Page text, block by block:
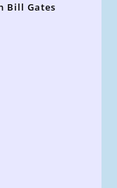
Bill Gates